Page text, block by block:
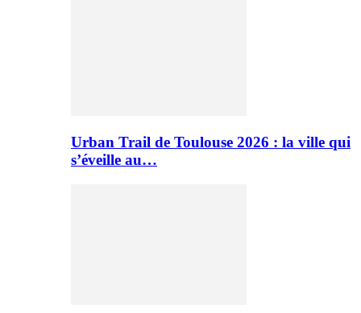
Urban Trail de Toulouse 2026 : la ville qui
s’éveille au…